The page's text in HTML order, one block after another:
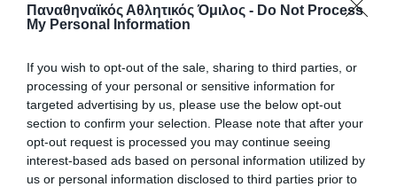
Παναθηναϊκός Αθλητικός Όμιλος - Do Not Process
My Personal Information
If you wish to opt-out of the sale, sharing to third parties, or
processing of your personal or sensitive information for
targeted advertising by us, please use the below opt-out
section to confirm your selection. Please note that after your
opt-out request is processed you may continue seeing
interest-based ads based on personal information utilized by
us or personal information disclosed to third parties prior to
Το «πράσινο» πρόγραμμα της
εβδομάδας
Ο Παναθηναϊκός Αθλητικός Όμιλος συνεχίζει την
αγωνιστική του δράση σε διαφορετικά αθλήματα και αυτή
την εβδομάδα από τις 10 μέχρι τις 16 Αυγούστου.